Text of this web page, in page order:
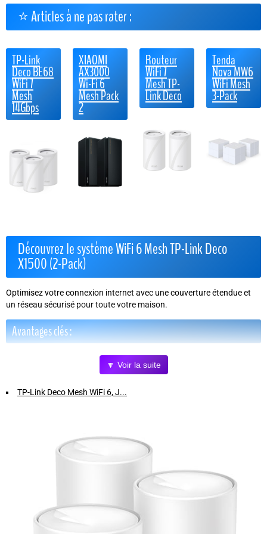
⭐ Articles à ne pas rater :
TP-Link
Deco BE68
WiFi 7
Mesh
14Gbps
XIAOMI
AX3000
Wi-Fi 6
Mesh Pack
2
Routeur
WiFi 7
Mesh TP-
Link Deco
Tenda
Nova MW6
WiFi Mesh
3-Pack
Découvrez le système WiFi 6 Mesh TP-Link Deco
X1500 (2-Pack)
Optimisez votre connexion internet avec une couverture étendue et
un réseau sécurisé pour toute votre maison.
Avantages clés :
Couverture étendue jusqu'à 360 m²
: profitez d'une connexion
stable dans toutes les pièces grâce au réseau maillé WiFi 6.
les jeux en ligne et le télétravail sur plusieurs appareils
Sécurité renforcée
: chiffrement WPA3 avancé et TP-Link
HomeShield, avec contrôle parental, antivirus et gestion prioritaire du
: configurez votre réseau en
quelques minutes via l'application dédiée.
Pourquoi choisir TP-Link Deco X1500 ?
🔽 Voir la suite
TP-Link Deco Mesh WiFi 6, J...